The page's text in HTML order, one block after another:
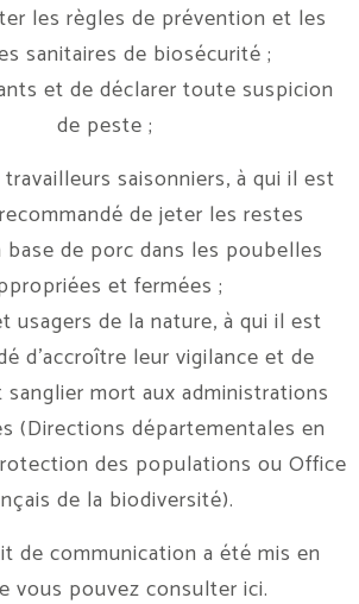
les règles de prévention et les
sanitaires de biosécurité ;
et de déclarer toute suspicion
de peste ;
saisonniers, à qui il est
de jeter les restes
base de porc dans les poubelles
et fermées ;
usagers de la nature, à qui il est
d’accroître leur vigilance et de
mort aux administrations
(Directions départementales en
des populations ou Office
de la biodiversité).
de communication a été mis en
vous pouvez consulter ici.